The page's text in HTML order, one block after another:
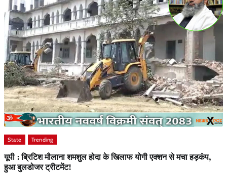
State Trending
यूपी : ब्रिटिश मौलाना शमशुल होदा के खिलाफ योगी एक्शन से मचा हड़कंप,
हुआ बुलडोजर ट्रीटमेंट!